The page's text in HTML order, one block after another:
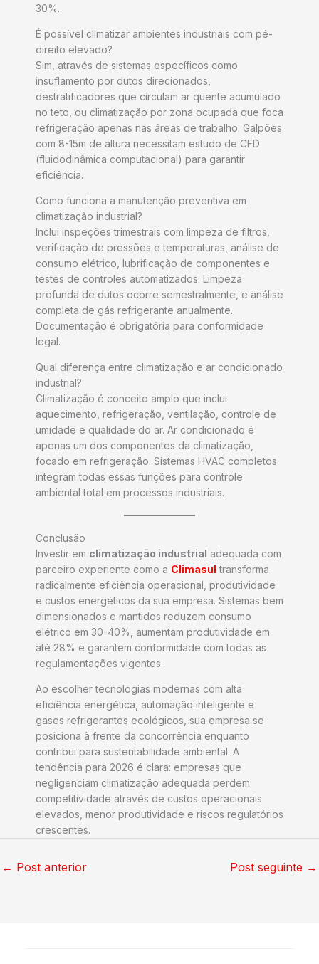
30%.
É possível climatizar ambientes industriais com pé-
direito elevado?
Sim, através de sistemas específicos como
insuflamento por dutos direcionados,
destratificadores que circulam ar quente acumulado
no teto, ou climatização por zona ocupada que foca
refrigeração apenas nas áreas de trabalho. Galpões
com 8-15m de altura necessitam estudo de CFD
(fluidodinâmica computacional) para garantir
eficiência.
Como funciona a manutenção preventiva em
climatização industrial?
Inclui inspeções trimestrais com limpeza de filtros,
verificação de pressões e temperaturas, análise de
consumo elétrico, lubrificação de componentes e
testes de controles automatizados. Limpeza
profunda de dutos ocorre semestralmente, e análise
completa de gás refrigerante anualmente.
Documentação é obrigatória para conformidade
legal.
Qual diferença entre climatização e ar condicionado
industrial?
Climatização é conceito amplo que inclui
aquecimento, refrigeração, ventilação, controle de
umidade e qualidade do ar. Ar condicionado é
apenas um dos componentes da climatização,
focado em refrigeração. Sistemas HVAC completos
integram todas essas funções para controle
ambiental total em processos industriais.
Conclusão
Investir em climatização industrial adequada com
parceiro experiente como a Climasul transforma
radicalmente eficiência operacional, produtividade
e custos energéticos da sua empresa. Sistemas bem
dimensionados e mantidos reduzem consumo
elétrico em 30-40%, aumentam produtividade em
até 28% e garantem conformidade com todas as
regulamentações vigentes.
Ao escolher tecnologias modernas com alta
eficiência energética, automação inteligente e
gases refrigerantes ecológicos, sua empresa se
posiciona à frente da concorrência enquanto
contribui para sustentabilidade ambiental. A
tendência para 2026 é clara: empresas que
negligenciam climatização adequada perdem
competitividade através de custos operacionais
elevados, menor produtividade e riscos regulatórios
crescentes.
← Post anterior Post seguinte →